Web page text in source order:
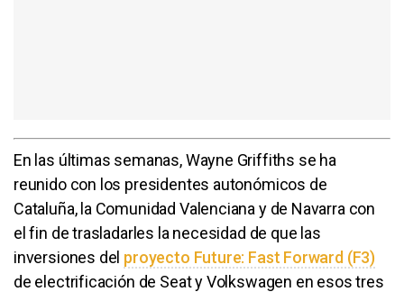
En las últimas semanas, Wayne Griffiths se ha
reunido con los presidentes autonómicos de
Cataluña, la Comunidad Valenciana y de Navarra con
el fin de trasladarles la necesidad de que las
inversiones del proyecto Future: Fast Forward (F3)
de electrificación de Seat y Volkswagen en esos tres